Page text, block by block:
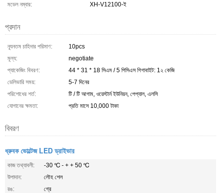
মডেল নম্বার:
XH-V12100-ই
প্রদান
ন্যূনতম চাহিদার পরিমাণ:
10pcs
মূল্য:
negotiate
প্যাকেজিং বিবরণ:
44 * 31 * 18 সিএম / 5 পিসিএস গিগাবাইট: 1২ কেজি
ডেলিভারি সময়:
5-7 দিনের
পরিশোধের শর্ত:
টি / টি আগাম, ওয়েস্টার্ন ইউনিয়ন, পেপ্যাল, এলসি
যোগানের ক্ষমতা:
প্রতি মাসে 10,000 টাকা
বিবরণ
ধ্রুবক ভোল্টেজ LED ড্রাইভার
কাজ তথ্যাবলী:
-30 ℃ - + + 50 ℃
উপাদান:
লৌহ শেল
রঙ:
গ্রে